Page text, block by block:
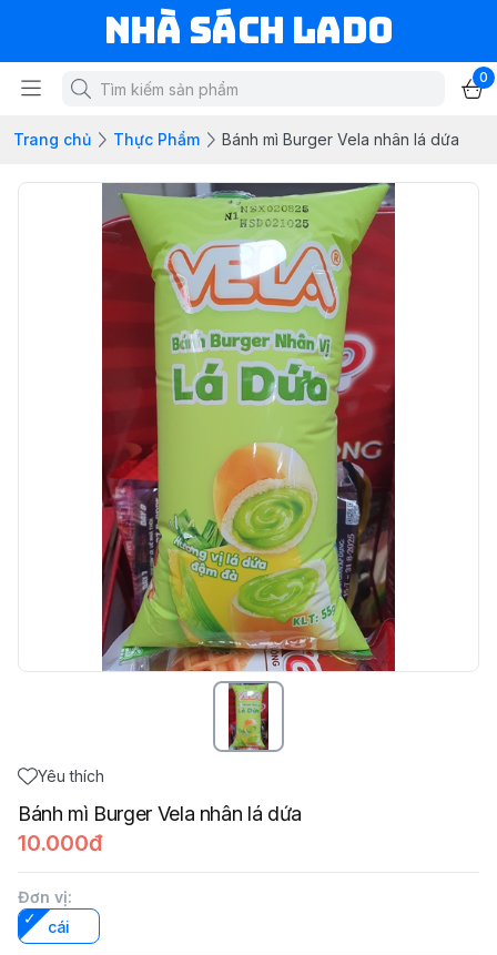
NHÀ SÁCH LADO
0
Trang chủ Thực Phẩm Bánh mì Burger Vela nhân lá dứa
Yêu thích
Bánh mì Burger Vela nhân lá dứa
10.000đ
Đơn vị:
cái